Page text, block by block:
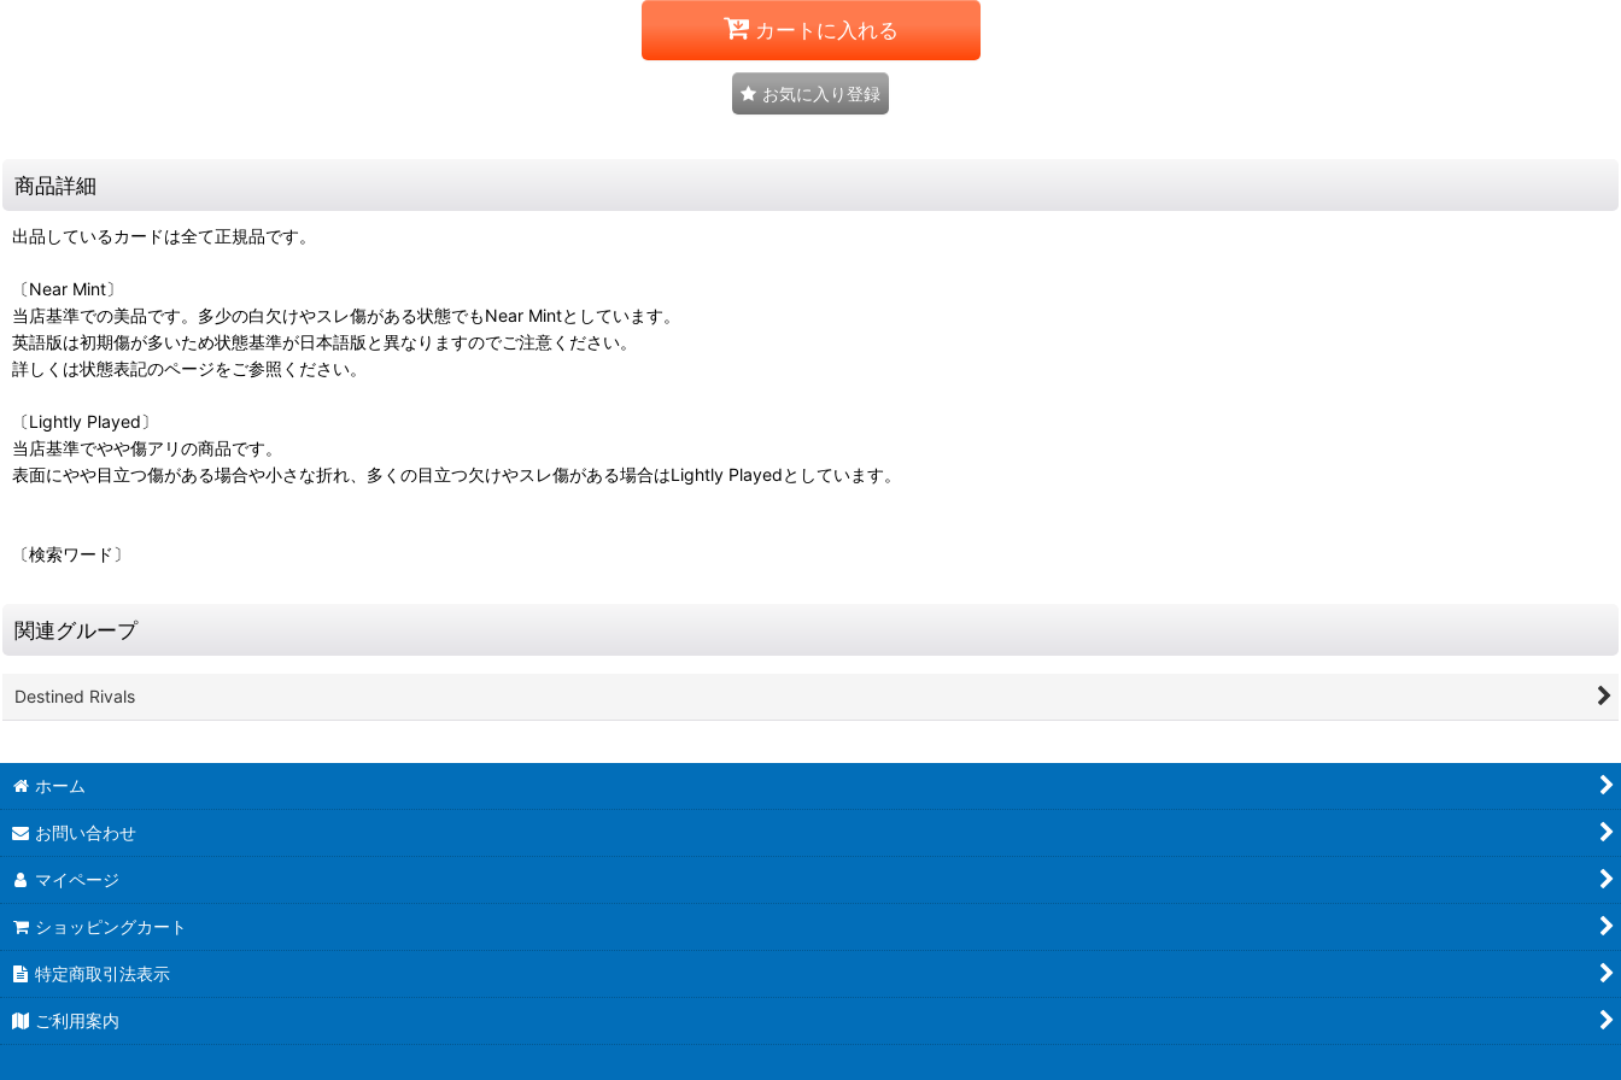
カートに入れる
お気に入り登録
商品詳細
出品しているカードは全て正規品です。
〔Near Mint〕
当店基準での美品です。多少の白欠けやスレ傷がある状態でもNear Mintとしています。
英語版は初期傷が多いため状態基準が日本語版と異なりますのでご注意ください。
詳しくは状態表記のページをご参照ください。
〔Lightly Played〕
当店基準でやや傷アリの商品です。
表面にやや目立つ傷がある場合や小さな折れ、多くの目立つ欠けやスレ傷がある場合はLightly Playedとしています。
〔検索ワード〕
関連グループ
Destined Rivals
ホーム
お問い合わせ
マイページ
ショッピングカート
特定商取引法表示
ご利用案内